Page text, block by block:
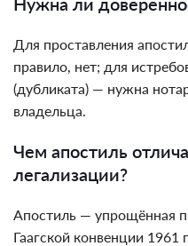
Для проставления
правило, нет; для
(дубликата) — нужна
владельца.
Чем апостиль
легализации?
Апостиль — упрощённая
Гаагской конвенции 1961